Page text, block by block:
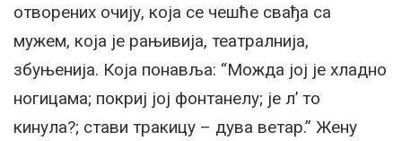
отворених очију, која се чешће свађа са
мужем, која је рањивија, театралнија,
збуњенија. Која понавља: “Можда јој је хладно
ногицама; покриј јој фонтанелу; је л’ то
кинула?; стави тракицу – дува ветар.” Жену